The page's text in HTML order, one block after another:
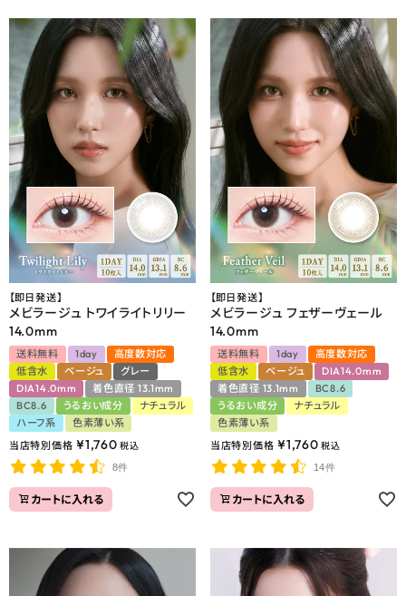
【即日発送】
メビラージュ トワイライトリリー
14.0mm
送料無料 1day
高度数対応
低含水
ベージュ
グレー
DIA14.0mm
着色直径 13.1mm
BC8.6
うるおい成分
ナチュラル
ハーフ系
色素薄い系
当店特別価格 ¥1,760 税込
8件
カートに入れる
【即日発送】
メビラージュ フェザーヴェール
14.0mm
送料無料 1day
高度数対応
低含水
ベージュ
DIA14.0mm
着色直径 13.1mm
BC8.6
うるおい成分
ナチュラル
色素薄い系
当店特別価格 ¥1,760 税込
14件
カートに入れる